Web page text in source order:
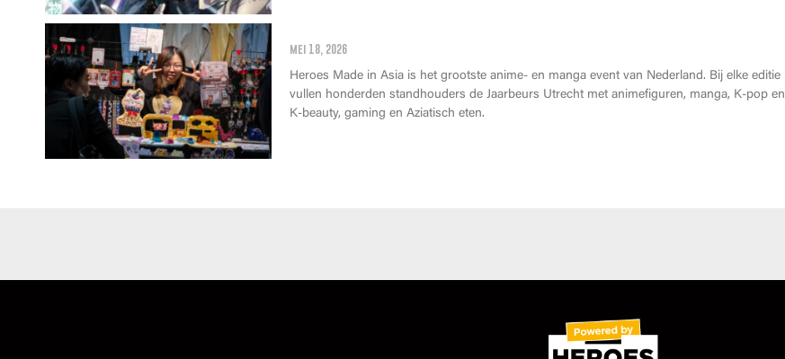
mei 18, 2026
Heroes Made in Asia is het grootste anime- en manga event van Nederland. Bij elke editie
vullen honderden standhouders de Jaarbeurs Utrecht met animefiguren, manga, K-pop en
K-beauty, gaming en Aziatisch eten.